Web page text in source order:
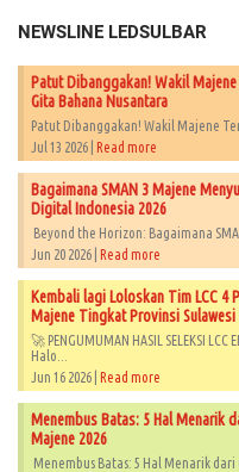
NEWSLINE LEDSULBAR
Patut Dibanggakan! Wakil
Gita Bahana Nusantara
Patut Dibanggakan! Wakil Majene
Jul 13 2026 | Read more
Bagaimana SMAN 3 Majene
Digital Indonesia 2026
Beyond the Horizon: Bagaimana
Jun 20 2026 | Read more
Kembali lagi Loloskan Tim LCC 4
Majene Tingkat Provinsi Sulawesi
🚀 PENGUMUMAN HASIL SELEKSI LCC
Halo...
Jun 16 2026 | Read more
Menembus Batas: 5 Hal Menarik
Majene 2026
Menembus Batas: 5 Hal Menarik dari